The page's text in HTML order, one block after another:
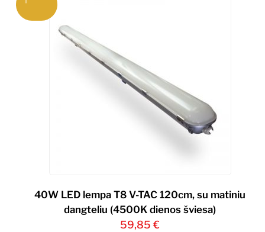
40W LED lempa T8 V-TAC 120cm, su matiniu
dangteliu (4500K dienos šviesa)
59,85€